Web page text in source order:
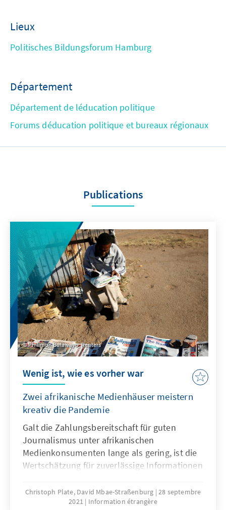
Lieux
Politisches Bildungsforum Hamburg
Département
Département de léducation politique
Forums déducation politique et bureaux régionaux
Publications
Philimon Bulawayo, Reuters
Wenig ist, wie es vorher war
Zwei afrikanische Medienhäuser meistern
kreativ die Pandemie
Galt die Zahlungsbereitschaft für guten
Journalismus unter afrikanischen
Medienkonsumenten lange als gering, ist die
Wertschätzung für zuverlässige Informationen
Wer innovativ ist und auf Qualität setzt, kann
auch in diesen schwierigen Zeiten reüssieren,
Christoph Plate, David Mbae-Straßenburg 28 septembre
2021
Information étrangère